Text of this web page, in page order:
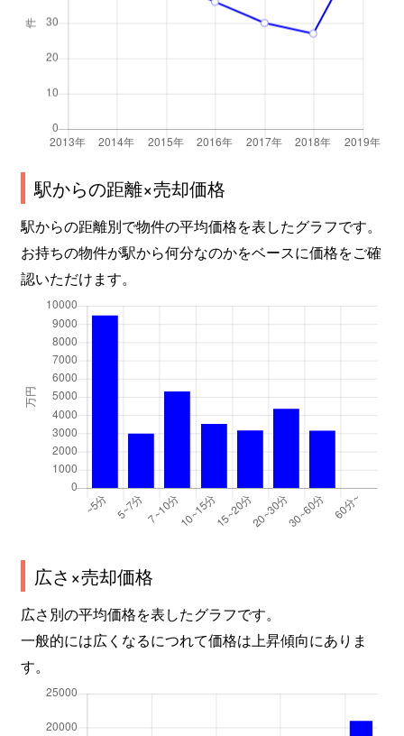
駅からの距離×売却価格
駅からの距離別で物件の平均価格を表したグラフです。
お持ちの物件が駅から何分なのかをベースに価格をご確
認いただけます。
広さ×売却価格
広さ別の平均価格を表したグラフです。
一般的には広くなるにつれて価格は上昇傾向にありま
す。